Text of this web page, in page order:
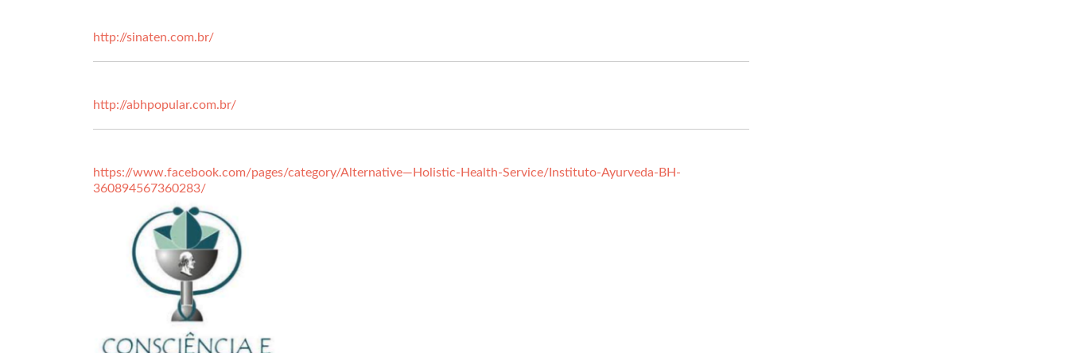
http://sinaten.com.br/
http://abhpopular.com.br/
https://www.facebook.com/pages/category/Alternative—Holistic-Health-Service/Instituto-Ayurveda-BH-
360894567360283/